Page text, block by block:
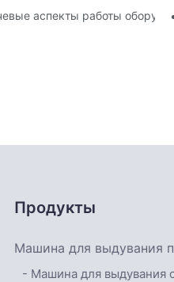
аспекты работы
Продукты
Машина для выдувания
- Машина для выдувания